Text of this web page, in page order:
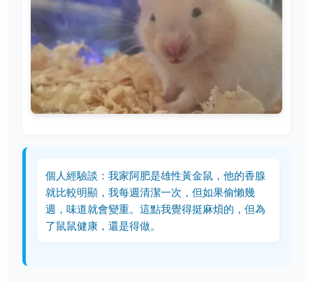
個人經驗談：我家阿肥是雄性黃金鼠，他的香腺
就比較明顯，我每週清潔一次，但如果偷懶幾
週，味道就會變重。這點我覺得挺麻煩的，但為
了鼠鼠健康，還是得做。